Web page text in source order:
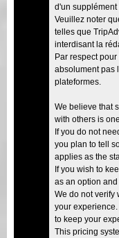
d'un supplément
Veuillez noter
telles que
interdisant la
Par respect
absolument pas
plateformes.
We believe that
with others is
If you do not
you plan to tell
applies as the
If you wish to
as an option
We do not verify
your
to keep your
This pricing